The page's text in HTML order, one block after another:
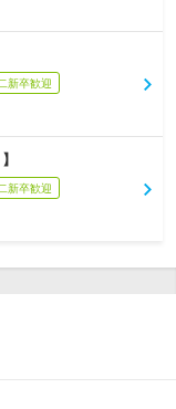
新卒歓迎
新卒歓迎